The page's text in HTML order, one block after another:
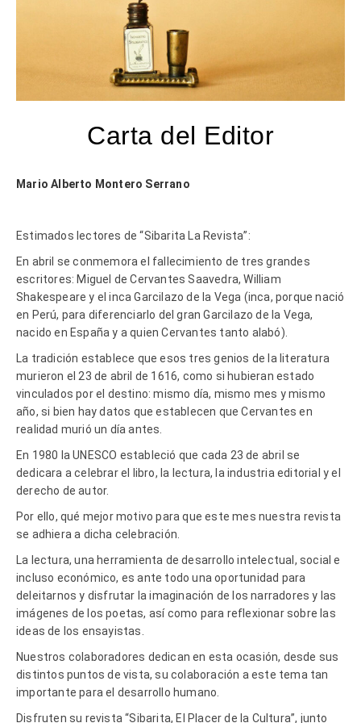
Carta del Editor
Mario Alberto Montero Serrano
Estimados lectores de “Sibarita La Revista”:
En abril se conmemora el fallecimiento de tres grandes
escritores: Miguel de Cervantes Saavedra, William
Shakespeare y el inca Garcilazo de la Vega (inca, porque nació
en Perú, para diferenciarlo del gran Garcilazo de la Vega,
nacido en España y a quien Cervantes tanto alabó).
La tradición establece que esos tres genios de la literatura
murieron el 23 de abril de 1616, como si hubieran estado
vinculados por el destino: mismo día, mismo mes y mismo
año, si bien hay datos que establecen que Cervantes en
realidad murió un día antes.
En 1980 la UNESCO estableció que cada 23 de abril se
dedicara a celebrar el libro, la lectura, la industria editorial y el
derecho de autor.
Por ello, qué mejor motivo para que este mes nuestra revista
se adhiera a dicha celebración.
La lectura, una herramienta de desarrollo intelectual, social e
incluso económico, es ante todo una oportunidad para
deleitarnos y disfrutar la imaginación de los narradores y las
imágenes de los poetas, así como para reflexionar sobre las
ideas de los ensayistas.
Nuestros colaboradores dedican en esta ocasión, desde sus
distintos puntos de vista, su colaboración a este tema tan
importante para el desarrollo humano.
Disfruten su revista “Sibarita, El Placer de la Cultura”, junto